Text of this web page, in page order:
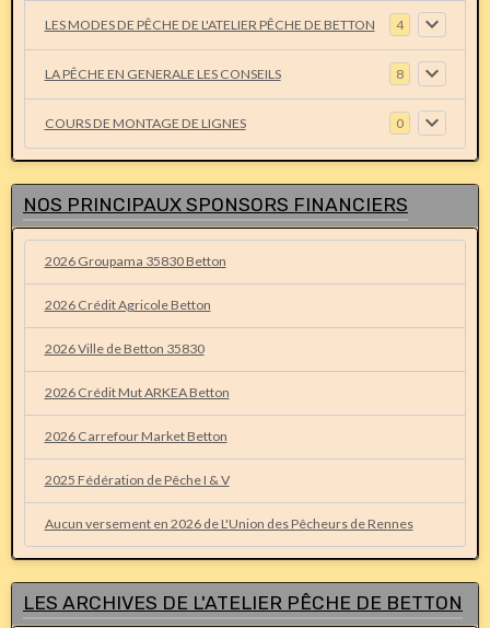
LES MODES DE PÊCHE DE L'ATELIER PÊCHE DE BETTON 4
LA PÊCHE EN GENERALE LES CONSEILS 8
COURS DE MONTAGE DE LIGNES 0
NOS PRINCIPAUX SPONSORS FINANCIERS
2026 Groupama 35830 Betton
2026 Crédit Agricole Betton
2026 Ville de Betton 35830
2026 Crédit Mut ARKEA Betton
2026 Carrefour Market Betton
2025 Fédération de Pêche I & V
Aucun versement en 2026 de L'Union des Pêcheurs de Rennes
LES ARCHIVES DE L'ATELIER PÊCHE DE BETTON